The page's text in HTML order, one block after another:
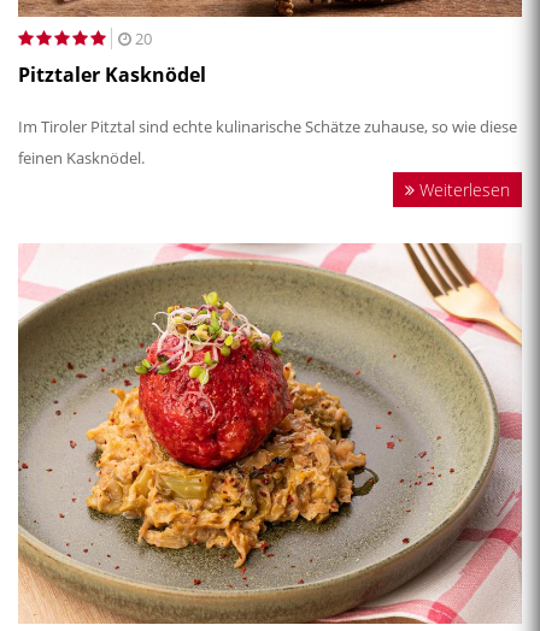
20
Pitztaler Kasknödel
Im Tiroler Pitztal sind echte kulinarische Schätze zuhause, so wie diese
feinen Kasknödel.
Weiterlesen